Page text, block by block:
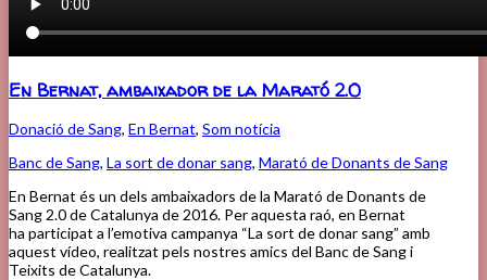
En Bernat, ambaixador de la Marató 2.0
Donació de Sang, En Bernat, Som notícia
Banc de Sang, La sort de donar sang, Marató de Donants de Sang
En Bernat és un dels ambaixadors de la Marató de Donants de
Sang 2.0 de Catalunya de 2016. Per aquesta raó, en Bernat
ha participat a l’emotiva campanya “La sort de donar sang” amb
aquest vídeo, realitzat pels nostres amics del Banc de Sang i
Teixits de Catalunya.